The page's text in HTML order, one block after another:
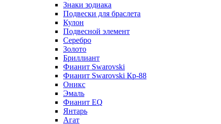
Знаки зодиака
Подвески для браслета
Кулон
Подвесной элемент
Серебро
Золото
Бриллиант
Фианит Swarovski
Фианит Swarovski Кр-88
Оникс
Эмаль
Фианит EQ
Янтарь
Агат